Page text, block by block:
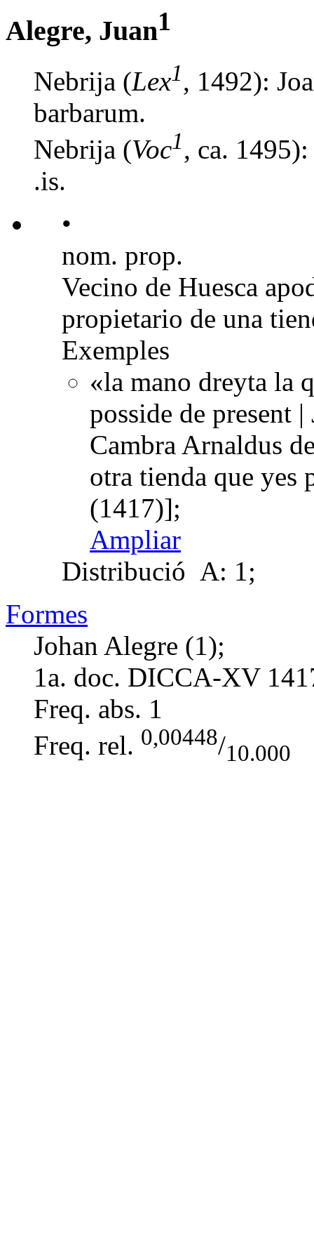
Alegre, Juan1
Nebrija (Lex1, 1492):
barbarum.
Nebrija (Voc1, ca.
.is.
•
nom. prop.
Vecino de Huesca
propietario de una
Exemples
«la mano dreyta la
posside de present
Cambra Arnaldus
otra tienda que yes
(1417)];
Ampliar
Distribució A: 1;
Formes
Johan Alegre (1);
1a. doc. DICCA-XV
Freq. abs. 1
Freq. rel. 0,00448/10.000